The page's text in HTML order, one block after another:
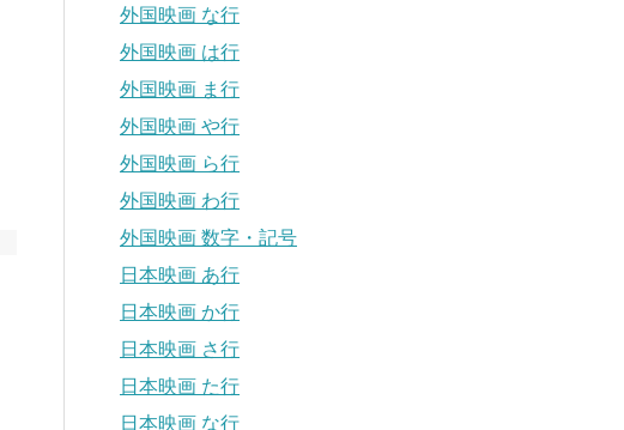
外国映画 な行
外国映画 は行
外国映画 ま行
外国映画 や行
外国映画 ら行
外国映画 わ行
外国映画 数字・記号
日本映画 あ行
日本映画 か行
日本映画 さ行
日本映画 た行
日本映画 な行